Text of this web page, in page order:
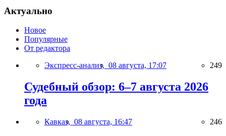
Актуально
Новое
Популярные
От редактора
Экспресс-анализ, 08 августа, 17:07 249
Судебный обзор: 6–7 августа 2026
года
Кавказ, 08 августа, 16:47 246